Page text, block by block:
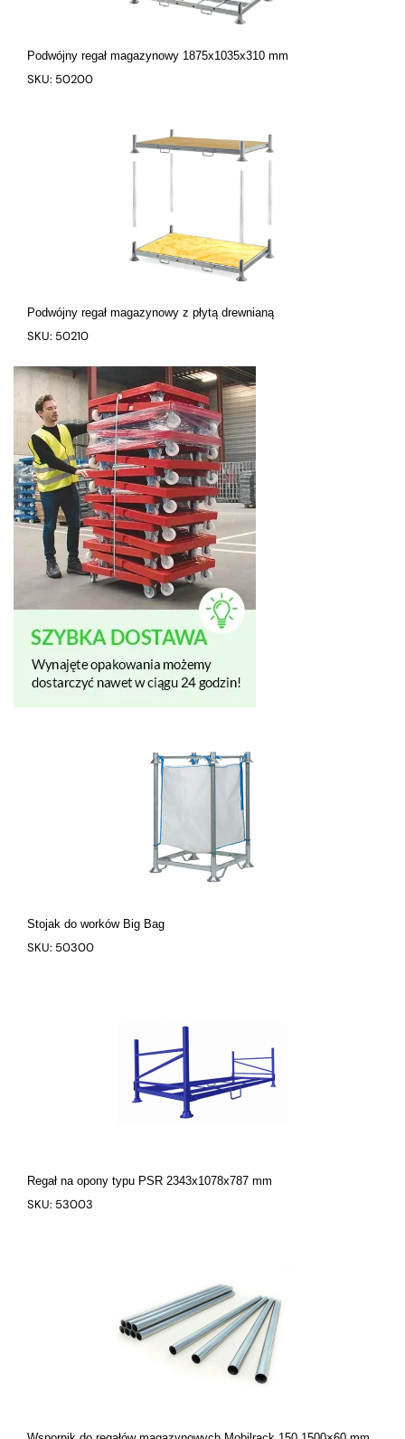
Podwójny regał magazynowy 1875x1035x310 mm
SKU: 50200
Podwójny regał magazynowy z płytą drewnianą
SKU: 50210
Stojak do worków Big Bag
SKU: 50300
Regał na opony typu PSR 2343x1078x787 mm
SKU: 53003